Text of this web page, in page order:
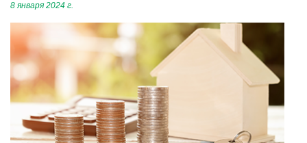
8 января 2024 г.